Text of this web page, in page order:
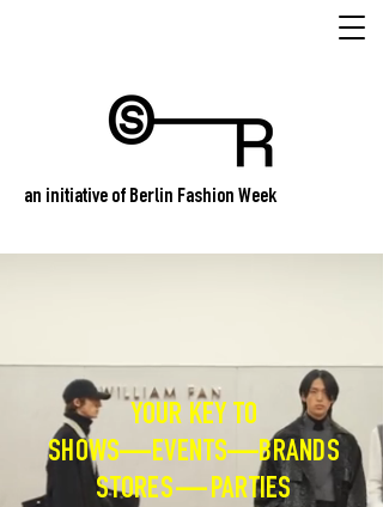
an initiative of Berlin Fashion Week
YOUR KEY TO
SHOWS—EVENTS—BRANDS
STORES — PARTIES